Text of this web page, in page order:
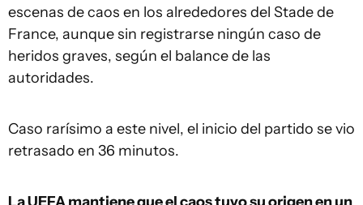
escenas de caos en los alrededores del Stade de
France, aunque sin registrarse ningún caso de
heridos graves, según el balance de las
autoridades.
Caso rarísimo a este nivel, el inicio del partido se vio
retrasado en 36 minutos.